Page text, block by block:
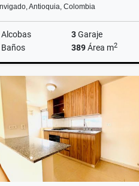
Antioquia, Colombia
Alcobas 3Garaje
Baños 389Área m2
Venta
$4.200.000.000